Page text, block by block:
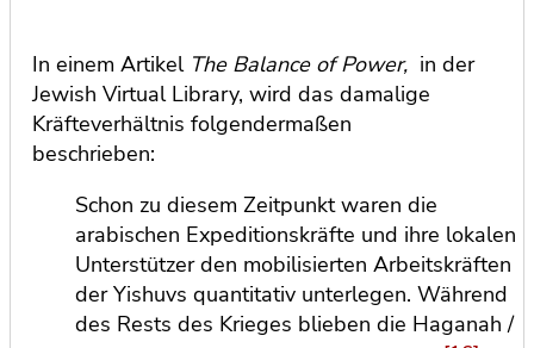
In einem ArtikelThe Balance of Power, in der
Jewish Virtual Library, wird das damalige
Kräfteverhältnis folgendermaßen
beschrieben:
Schon zu diesem Zeitpunkt waren die
arabischen Expeditionskräfte und ihre lokalen
Unterstützer den mobilisierten Arbeitskräften
der Yishuvs quantitativ unterlegen. Während
des Rests des Krieges blieben die Haganah /